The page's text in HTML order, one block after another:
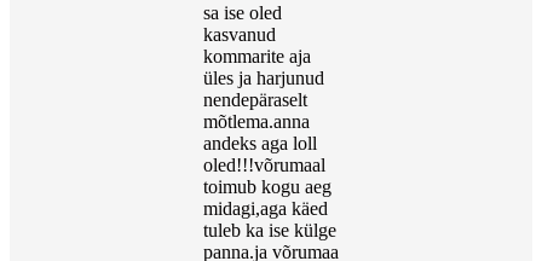
sa ise oled
kasvanud
kommarite aja
üles ja harjunud
nendepäraselt
mõtlema.anna
andeks aga loll
oled!!!võrumaal
toimub kogu aeg
midagi,aga käed
tuleb ka ise külge
panna.ja võrumaa